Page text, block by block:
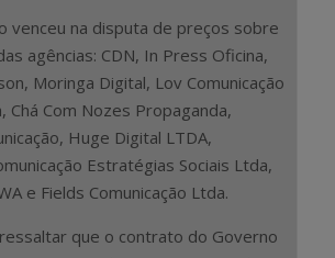
venceu na disputa de preços sobre
agências: CDN, In Press Oficina,
Moringa Digital, Lov Comunicação
Chá Com Nozes Propaganda,
Huge Digital LTDA,
Estratégias Sociais Ltda,
e Fields Comunicação Ltda.
que o contrato do Governo